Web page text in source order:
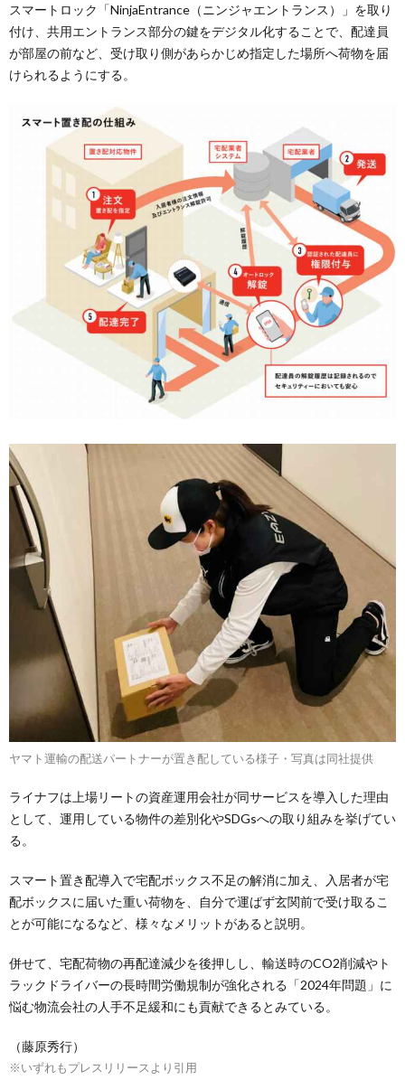
スマートロック「NinjaEntrance（ニンジャエントランス）」を取り
付け、共用エントランス部分の鍵をデジタル化することで、配達員
が部屋の前など、受け取り側があらかじめ指定した場所へ荷物を届
けられるようにする。
ヤマト運輸の配送パートナーが置き配している様子・写真は同社提供
ライナフは上場リートの資産運用会社が同サービスを導入した理由
として、運用している物件の差別化やSDGsへの取り組みを挙げてい
る。
スマート置き配導入で宅配ボックス不足の解消に加え、入居者が宅
配ボックスに届いた重い荷物を、自分で運ばず玄関前で受け取るこ
とが可能になるなど、様々なメリットがあると説明。
併せて、宅配荷物の再配達減少を後押しし、輸送時のCO2削減やト
ラックドライバーの長時間労働規制が強化される「2024年問題」に
悩む物流会社の人手不足緩和にも貢献できるとみている。
（藤原秀行）
※いずれもプレスリリースより引用